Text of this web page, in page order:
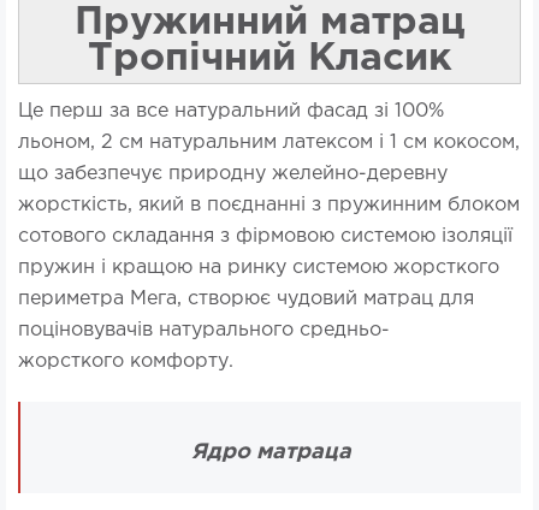
Пружинний матрац
Тропічний Класик
Це перш за все натуральний фасад зі 100%
льоном, 2 см натуральним латексом і 1 см кокосом,
що забезпечує природну желейно-деревну
жорсткість, який в поєднанні з пружинним блоком
сотового складання з фірмовою системою ізоляції
пружин і кращою на ринку системою жорсткого
периметра Мега, створює чудовий матрац для
поціновувачів натурального средньо-
жорсткого комфорту.
Ядро матраца